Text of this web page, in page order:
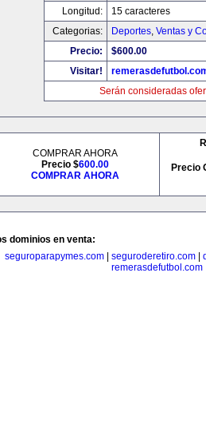
Longitud:
15 caracteres
Categorias:
Deportes, Ventas y
Precio:
$600.00
Visitar!
Serán consideradas
COMPRAR AHORA
Precio $600.00
COMPRAR AHORA
Precio
dominios en venta:
seguroparapymes.com| seguroderetiro.com|
remerasdefutbol.com